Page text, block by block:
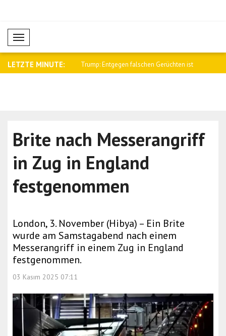
Mobil Menü
LETZTE MINUTE:
falschen Gerüchten ist Al-Scharaa empfing den britischen
Brite nach Messerangriff
in Zug in England
festgenommen
London, 3. November (Hibya) – Ein Brite
wurde am Samstagabend nach einem
Messerangriff in einem Zug in England
festgenommen.
03 Kasım 2025 07:11